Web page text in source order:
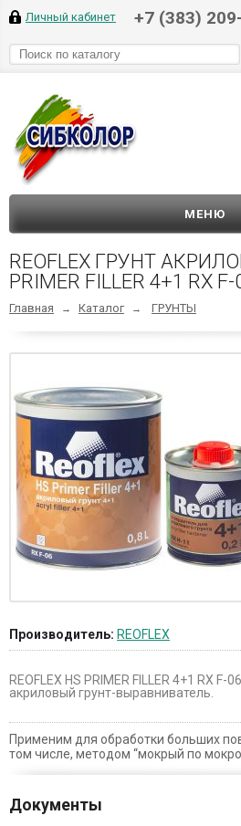
Личный кабинет +7 (383)
МЕНЮ
REOFLEX ГРУНТ
PRIMER FILLER 4+1 RX F-
Главная → Каталог → ГРУНТЫ
Производитель: REOFLEX
REOFLEX HS PRIMER FILLER 4+1 RX
акриловый грунт-выравниватель.
Применим для обработки больших
том числе, методом “мокрый по
Документы